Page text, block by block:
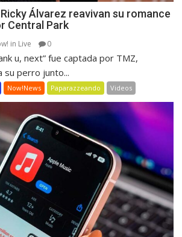
Álvarez reavivan su romance
Central Park
in Live 0
u, next” fue captada por TMZ,
su perro junto...
Now!News Paparazzeando Videos